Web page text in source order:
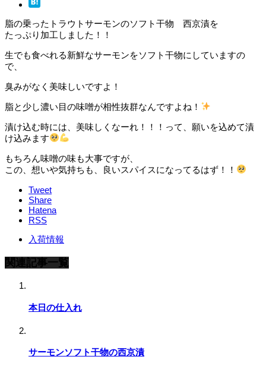
脂の乗ったトラウトサーモンのソフト干物 西京漬を
たっぷり加工しました！！
生でも食べれる新鮮なサーモンをソフト干物にしていますの
で、
臭みがなく美味しいですよ！
脂と少し濃い目の味噌が相性抜群なんですよね！
漬け込む時には、美味しくなーれ！！！って、願いを込めて漬
け込みます
もちろん味噌の味も大事ですが、
この、想いや気持ちも、良いスパイスになってるはず！！
Tweet
Share
Hatena
RSS
入荷情報
関連記事一覧
本日の仕入れ
サーモンソフト干物の西京漬